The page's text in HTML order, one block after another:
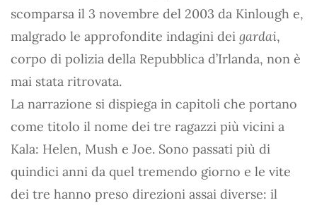
scomparsa il 3 novembre del 2003 da Kinlough e,
malgrado le approfondite indagini dei gardai,
corpo di polizia della Repubblica d’Irlanda, non è
mai stata ritrovata.
La narrazione si dispiega in capitoli che portano
come titolo il nome dei tre ragazzi più vicini a
Kala: Helen, Mush e Joe. Sono passati più di
quindici anni da quel tremendo giorno e le vite
dei tre hanno preso direzioni assai diverse: il